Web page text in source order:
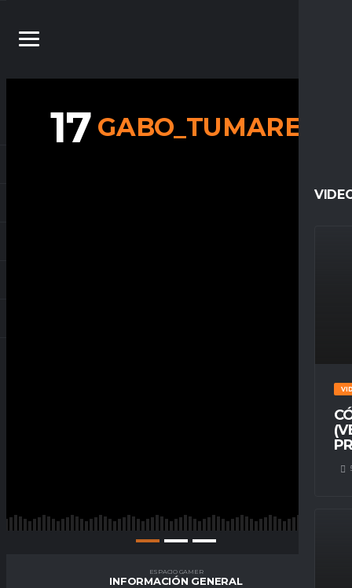
17 GABO_TUMARE
ESPACIO GAMER
INFORMACIÓN GENERAL